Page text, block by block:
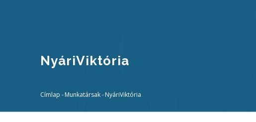
NyáriViktória
Címlap -Munkatársak-NyáriViktória